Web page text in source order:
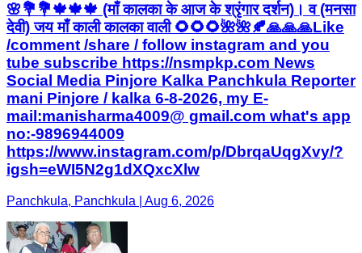
🌸💐💐🍁🍁🍁 (माँ कालका के आज के श्रृंगार दर्शन)। व (मनसा
देवी) जय माँ काली कालका वाली 🌻🌻🌻🌺🌺🍂🙏🙏🙏Like
/comment /share / follow instagram and you
tube subscribe https://nsmpkp.com News
Social Media Pinjore Kalka Panchkula Reporter
mani Pinjore / kalka 6-8-2026, my E-
mail:manisharma4009@ gmail.com what's app
no:-9896944009
https://www.instagram.com/p/DbrqaUqgXvy/?
igsh=eWI5N2g1dXQxcXlw
Panchkula, Panchkula | Aug 6, 2026